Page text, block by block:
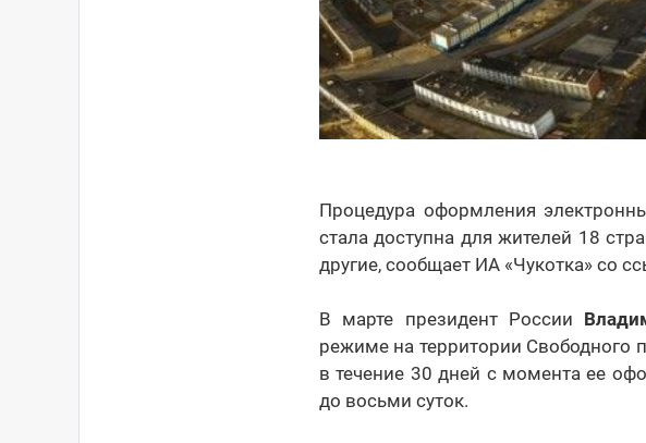
Процедура оформления
стала доступна для жителей 18
другие, сообщает ИА «Чукотка» со
В марте президент России
режиме на территории Свободного
в течение 30 дней с момента ее
до восьми суток.